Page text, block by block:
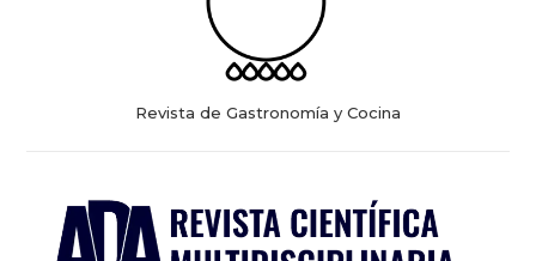
Revista de Gastronomía y Cocina